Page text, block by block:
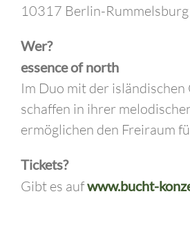
10317 Berlin-Rummelsburg
Wer?
essence of north
Im Duo mit der
schaffen in ihrer
ermöglichen den Freiraum
Tickets?
Gibt es aufwww.bucht-